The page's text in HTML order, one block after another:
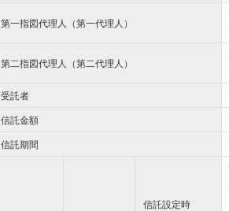
第一指図代理人（第一代理人）
第二指図代理人（第二代理人）
受託者
信託金額
信託期間
信託設定時